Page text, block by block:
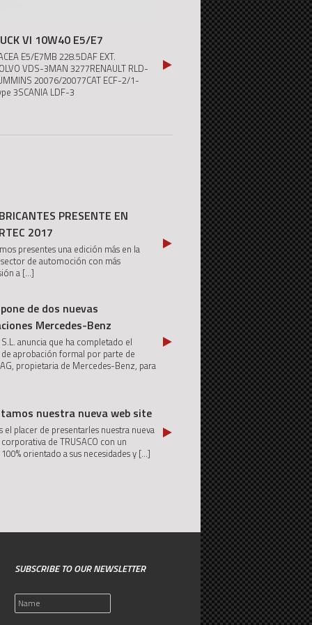
VI 10W40 E5/E7
E5/E7MB 228.5DAF EXT.
VDS-3MAN 3277RENAULT RLD-
20076/20077CAT ECF-2/1-
3SCANIA LDF-3
PRESENTE EN
2017
presentes una edición más en la
de automoción con más
a [...]
de dos nuevas
Mercedes-Benz
anuncia que ha completado el
aprobación formal por parte de
propietaria de Mercedes-Benz, para
nuestra nueva web site
el placer de presentarles nuestra nueva
de TRUSACO con un
orientado a sus necesidades y [...]
SUBSCRIBE TO OUR NEWSLETTER